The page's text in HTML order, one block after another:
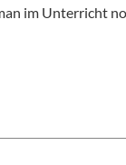
im Unterricht